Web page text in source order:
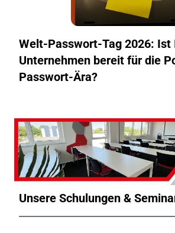
Welt-Passwort-Tag 2026: Ist
Unternehmen bereit für die
Passwort-Ära?
Unsere Schulungen &